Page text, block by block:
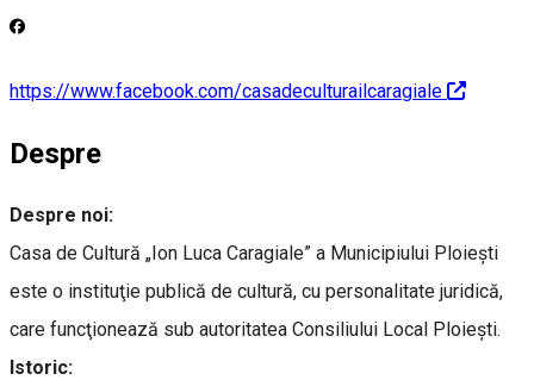
https://www.facebook.com/casadeculturailcaragiale
Despre
Despre noi:
Casa de Cultură „Ion Luca Caragiale” a Municipiului Ploieşti
este o instituţie publică de cultură, cu personalitate juridică,
care funcţionează sub autoritatea Consiliului Local Ploieşti.
Istoric: